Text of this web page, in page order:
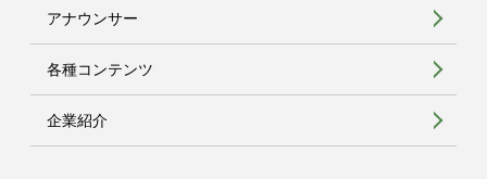
アナウンサー
各種コンテンツ
企業紹介